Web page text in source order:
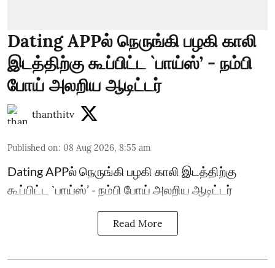
Dating APPல் நெருங்கி பழகி காலி
இடத்திற்கு கூப்பிட்ட `பாய்ஸ்’ - நம்பி
போய் அலறிய ஆடிட்டர்
thanthitv
Published on: 08 Aug 2026, 8:55 am
Dating APPல் நெருங்கி பழகி காலி இடத்திற்கு
கூப்பிட்ட `பாய்ஸ்’ - நம்பி போய் அலறிய ஆடிட்டர்
Read More